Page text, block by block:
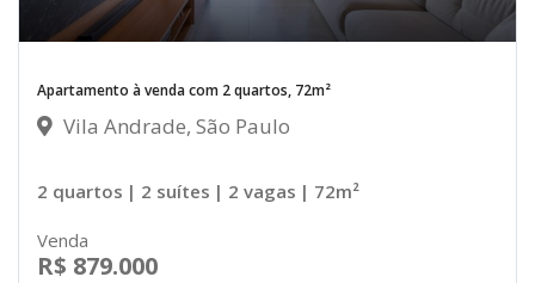
Apartamento à venda com 2 quartos, 72m²
Vila Andrade, São Paulo
2 quartos | 2 suítes | 2 vagas | 72m²
Venda
R$ 879.000